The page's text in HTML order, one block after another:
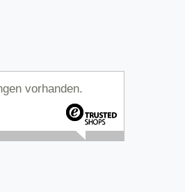
vorhanden.